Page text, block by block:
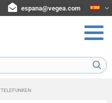
espana@vegea.com
TELEFUNKEN